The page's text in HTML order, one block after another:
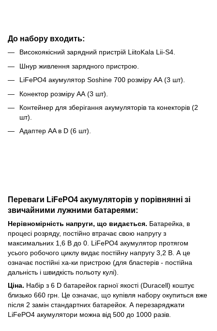
До набору входить:
Високоякісний зарядний пристрій LiitoKala Lii-S4.
Шнур живлення зарядного пристрою.
LiFePO4 акумулятор Soshine 700 розміру АА (3 шт).
Конектор розміру АА (3 шт).
Контейнер для зберігання акумуляторів та конекторів (2
шт).
Адаптер AA в D (6 шт).
Переваги LiFePO4 акумуляторів у порівнянні зі
звичайними лужними батареями:
Нерівномірність напруги, що видається. Батарейка, в
процесі розряду, постійно втрачає свою напругу з
максимальних 1,6 В до 0. LiFePO4 акумулятор протягом
усього робочого циклу видає постійну напругу 3,2 В. А це
означає постійні ха-ки пристрою (для бластерів - постійна
дальність і швидкість польоту кулі).
Ціна. Набір з 6 D батарейок гарної якості (Duracell) коштує
близько 660 грн. Це означає, що купівля набору окупиться вже
після 2 замін стандартних батарейок. А перезаряджати
LiFePO4 акумулятори можна від 500 до 1000 разів.